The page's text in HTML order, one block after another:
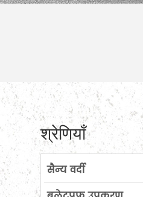
श्रेणियाँ
सैन्य वर्दी